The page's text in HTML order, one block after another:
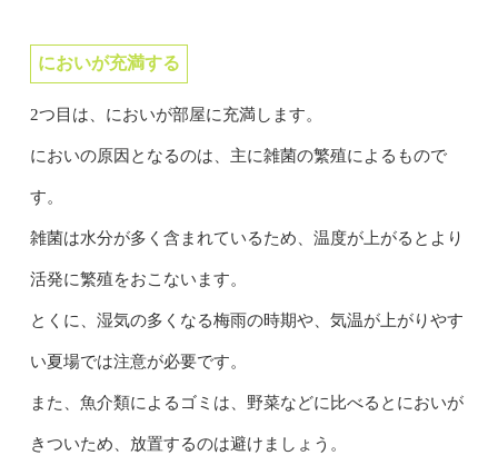
においが充満する
2つ目は、においが部屋に充満します。
においの原因となるのは、主に雑菌の繁殖によるもので
す。
雑菌は水分が多く含まれているため、温度が上がるとより
活発に繁殖をおこないます。
とくに、湿気の多くなる梅雨の時期や、気温が上がりやす
い夏場では注意が必要です。
また、魚介類によるゴミは、野菜などに比べるとにおいが
きついため、放置するのは避けましょう。